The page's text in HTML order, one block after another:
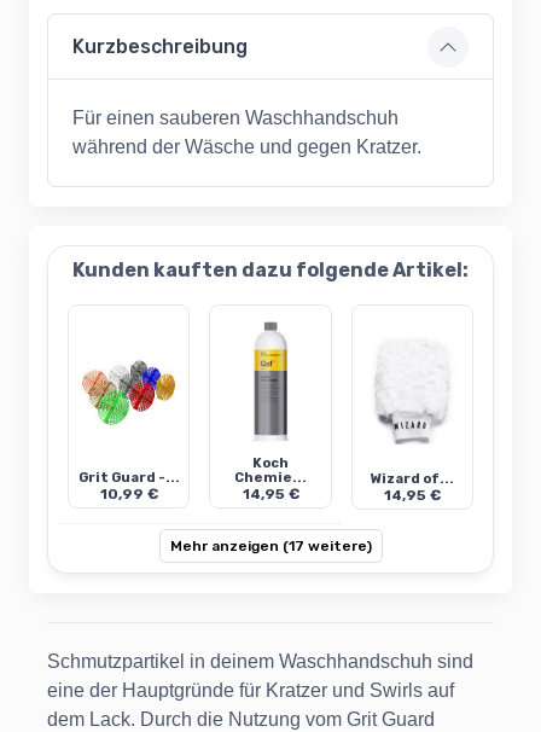
Kurzbeschreibung
Für einen sauberen Waschhandschuh
während der Wäsche und gegen Kratzer.
Kunden kauften dazu folgende Artikel:
Grit Guard -...
10,99 €
Koch
Chemie...
14,95 €
Wizard of...
14,95 €
Mehr anzeigen (17 weitere)
Schmutzpartikel in deinem Waschhandschuh sind
eine der Hauptgründe für Kratzer und Swirls auf
dem Lack. Durch die Nutzung vom Grit Guard